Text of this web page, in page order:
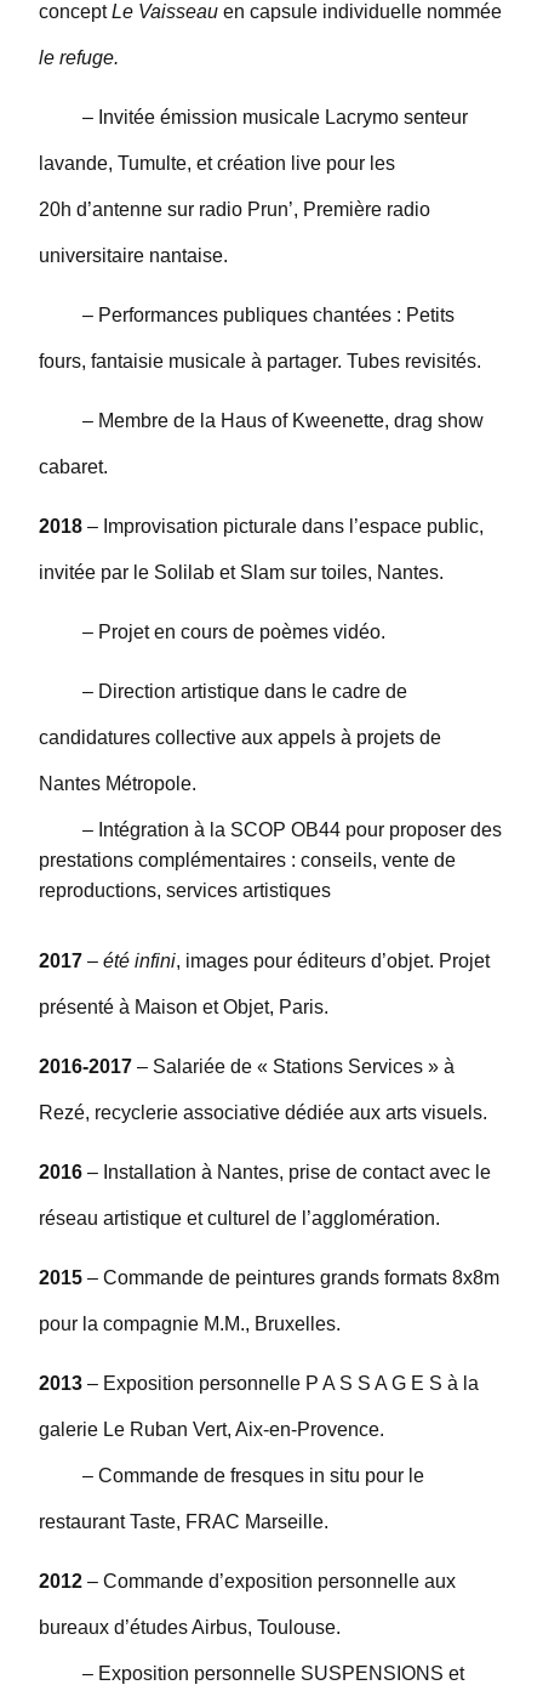
conceptLe Vaisseau en capsule individuelle nommée
le refuge.
– Invitée émission musicale Lacrymo senteur
lavande, Tumulte, et création live pour les
20h d’antenne sur radio Prun’, Première radio
universitaire nantaise.
– Performances publiques chantées : Petits
fours, fantaisie musicale à partager. Tubes revisités.
– Membre de la Haus of Kweenette, drag show
cabaret.
2018 – Improvisation picturale dans l’espace public,
invitée par le Solilab et Slam sur toiles, Nantes.
– Projet en cours de poèmes vidéo.
– Direction artistique dans le cadre de
candidatures collective aux appels à projets de
Nantes Métropole.
– Intégration à la SCOP OB44 pour proposer des
prestations complémentaires : conseils, vente de
reproductions, services artistiques
2017 – été infini, images pour éditeurs d’objet. Projet
présenté à Maison et Objet, Paris.
2016-2017 – Salariée de « Stations Services » à
Rezé, recyclerie associative dédiée aux arts visuels.
2016 – Installation à Nantes, prise de contact avec le
réseau artistique et culturel de l’agglomération.
2015 – Commande de peintures grands formats 8x8m
pour la compagnie M.M., Bruxelles.
2013 – Exposition personnelle P A S S A G E S à la
galerie Le Ruban Vert, Aix-en-Provence.
– Commande de fresques in situ pour le
restaurant Taste, FRAC Marseille.
2012 – Commande d’exposition personnelle aux
bureaux d’études Airbus, Toulouse.
– Exposition personnelle SUSPENSIONS et